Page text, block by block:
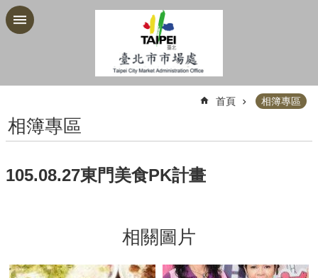
跳到主要內容區塊
首頁 相簿專區
相簿專區
105.08.27東門美食PK計畫
相關圖片